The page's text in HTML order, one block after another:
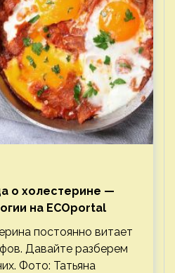
о холестерине —
на ECOportal
постоянно витает
Давайте разберем
Фото: Татьяна